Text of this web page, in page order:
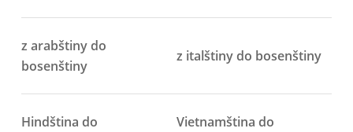
z arabštiny do
bosenštiny
z italštiny do bosenštiny
Hindština do
Vietnamština do